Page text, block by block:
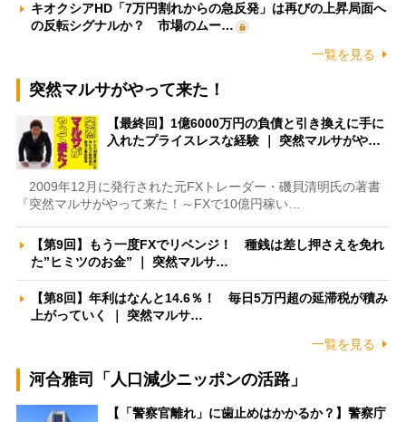
キオクシアHD「7万円割れからの急反発」は再びの上昇局面へ
の反転シグナルか？ 市場のムー…
一覧を見る
突然マルサがやって来た！
【最終回】1億6000万円の負債と引き換えに手に
入れたプライスレスな経験 ｜ 突然マルサがや…
2009年12月に発行された元FXトレーダー・磯貝清明氏の著書
『突然マルサがやって来た！～FXで10億円稼い…
【第9回】もう一度FXでリベンジ！ 種銭は差し押さえを免れ
た”ヒミツのお金” ｜ 突然マルサ…
【第8回】年利はなんと14.6％！ 毎日5万円超の延滞税が積み
上がっていく ｜ 突然マルサ…
一覧を見る
河合雅司「人口減少ニッポンの活路」
【「警察官離れ」に歯止めはかかるか？】警察庁